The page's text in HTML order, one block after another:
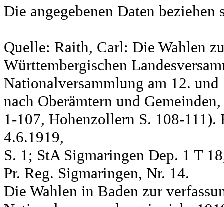
Die angegebenen Daten
Quelle: Raith, Carl: Die Wahlen
Württembergischen
Nationalversammlung am 12. und
nach Oberämtern und
1-107, Hohenzollern S. 108-
4.6.1919,
S. 1; StA Sigmaringen Dep. 1 T
Pr. Reg. Sigmaringen, Nr. 14.
Die Wahlen in Baden zur